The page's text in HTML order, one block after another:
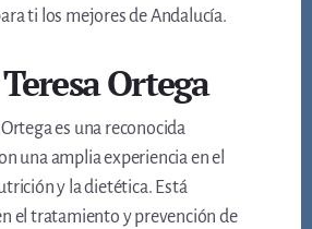
ti los mejores de Andalucía.
Ortega
Ortega es una reconocida
una amplia experiencia en el
y la dietética. Está
el tratamiento y prevención de